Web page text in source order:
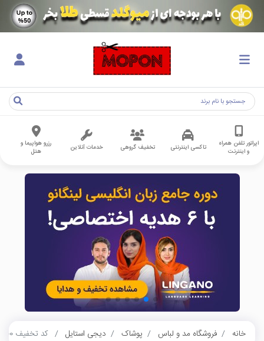
اپراتور تلفن همراه
و اینترنت
تاکسی اینترنتی تخفیف گروهی خدمات آنلاین
رزرو هواپیما و
هتل
خانه فروشگاه مد و لباس پوشاک دیجی استایل کد تخفیف 300 هزار تومانی غیر اول ساعت‌های مچی منتخب دیجی استایل